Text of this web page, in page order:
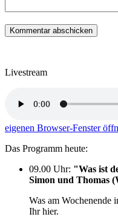
Livestream
eigenen Browser-Fenster
Das Programm heute:
09.00 Uhr: "Was ist
Simon und Thomas
Was am Wochenende
Ihr hier.